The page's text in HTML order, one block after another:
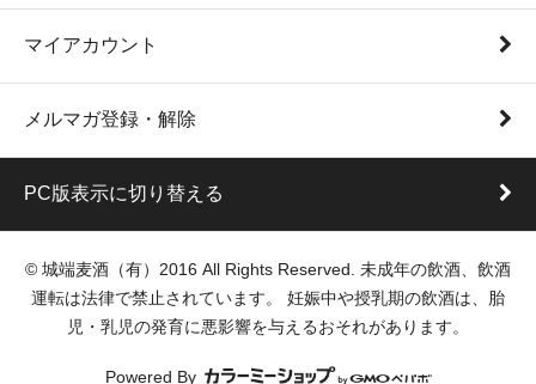
マイアカウント
メルマガ登録・解除
PC版表示に切り替える
© 城端麦酒（有）2016 All Rights Reserved. 未成年の飲酒、飲酒
運転は法律で禁止されています。 妊娠中や授乳期の飲酒は、胎
児・乳児の発育に悪影響を与えるおそれがあります。
Powered By